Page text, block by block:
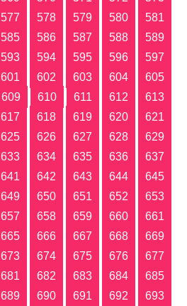
577 578 579 580
581
585 586 587 588
589
593 594 595 596
597
601 602 603 604
605
609 610 611 612
613
617 618 619 620
621
625 626 627 628
629
633 634 635 636
637
641 642 643 644
645
649 650 651 652
653
657 658 659 660
661
665 666 667 668
669
673 674 675 676
677
681 682 683 684
685
689 690 691 692
693